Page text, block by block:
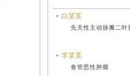
白某某
先天性主动脉瓣二
李某某
食管恶性肿瘤